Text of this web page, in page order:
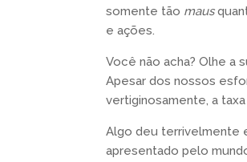
somente tão maus
e ações.
Você não acha? Olhe a
Apesar dos nossos
vertiginosamente, a
Algo deu terrivelmente
apresentado pelo